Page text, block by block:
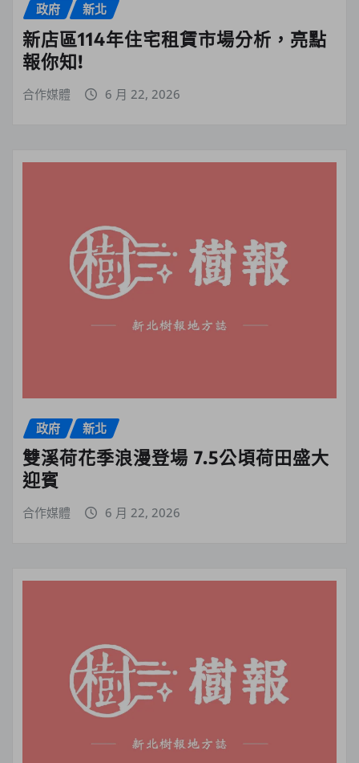
政府 新北
新店區114年住宅租賃市場分析，亮點
報你知!
合作媒體 6 月 22, 2026
政府 新北
雙溪荷花季浪漫登場 7.5公頃荷田盛大
迎賓
合作媒體 6 月 22, 2026